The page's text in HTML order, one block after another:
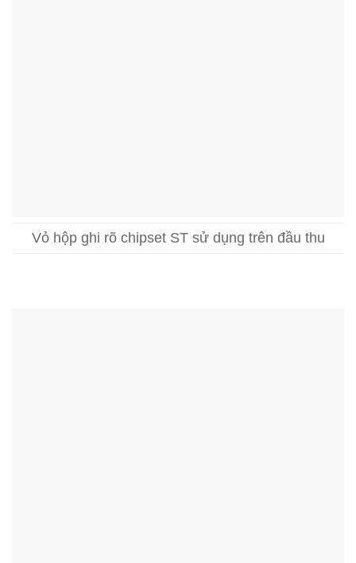
Vỏ hộp ghi rõ chipset ST sử dụng trên đầu thu